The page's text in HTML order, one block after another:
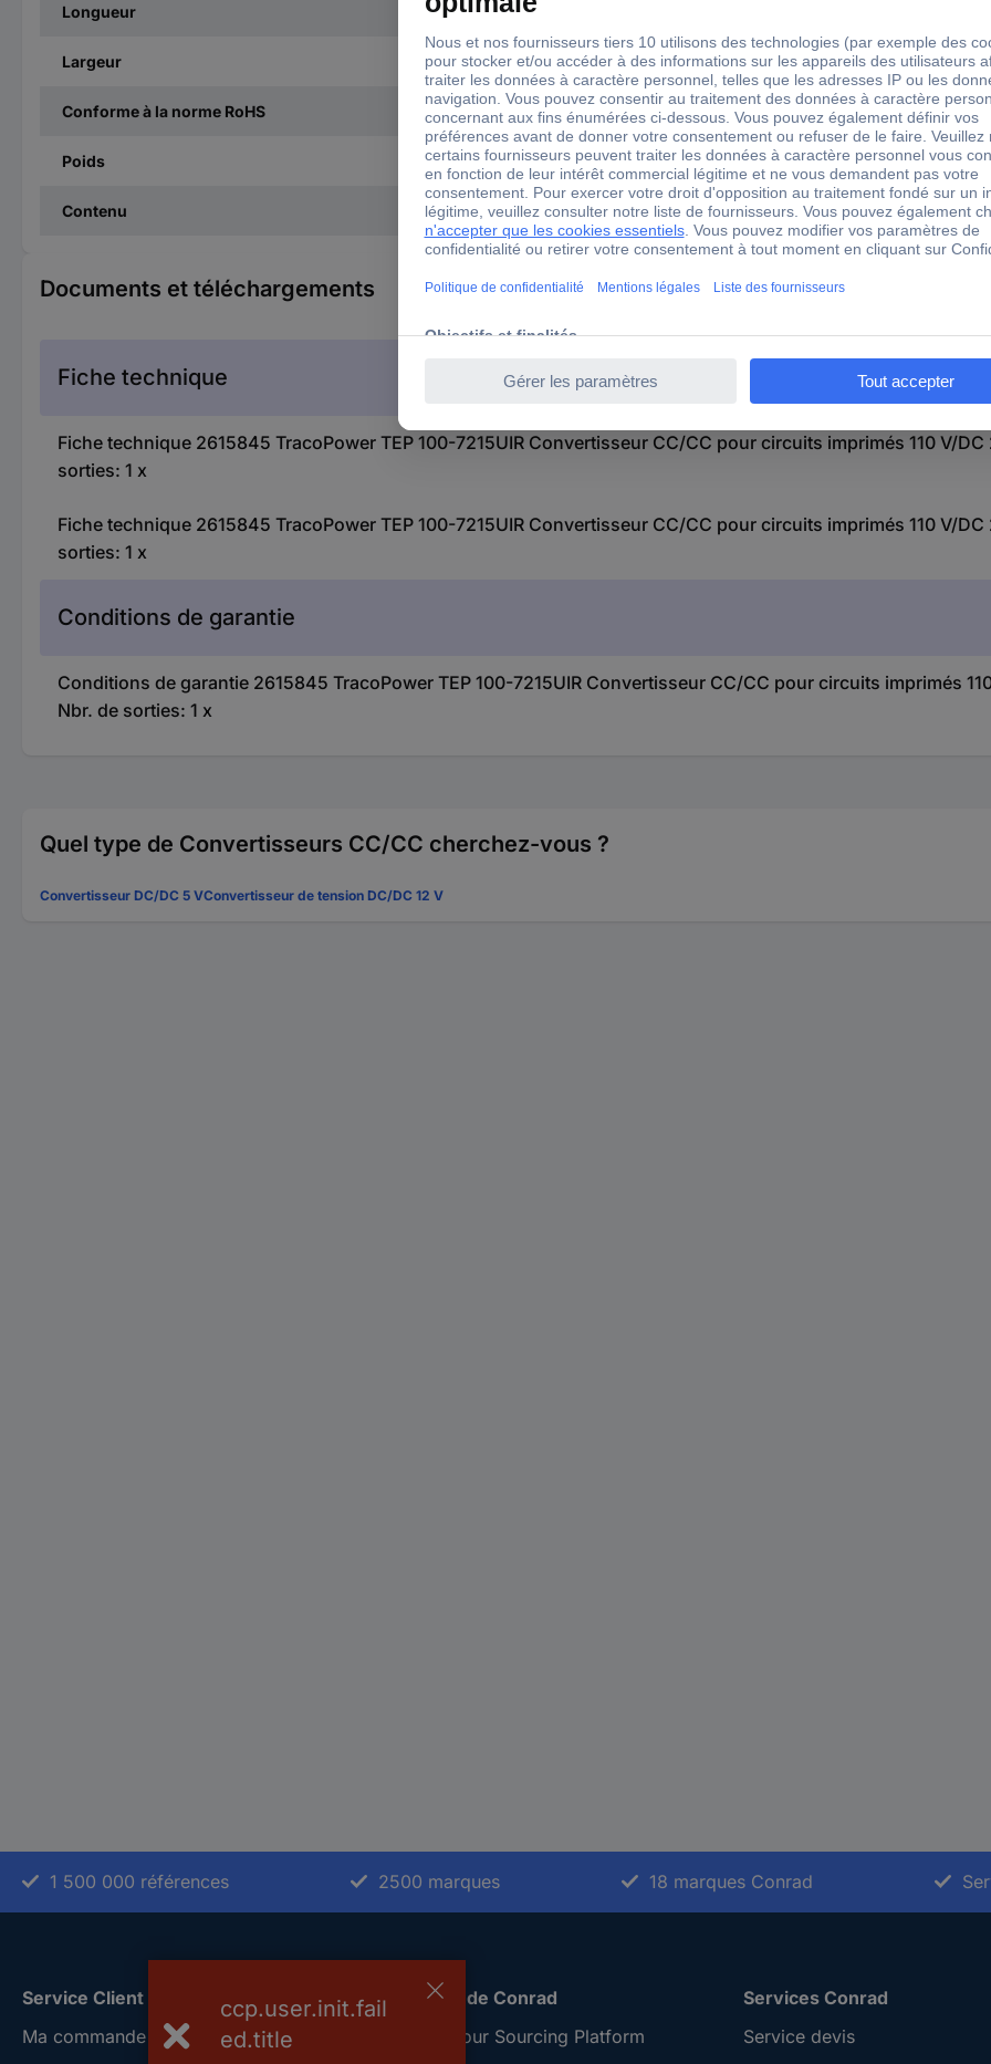
Longueur
Largeur 36.80 mm
Conforme à la norme RoHS oui
Poids 64
Contenu 1 pc(s)
Documents et téléchargements
Fiche technique
Fiche technique 2615845 TracoPower TEP 100-7215UIR Convertisseur CC/CC pour circuits imprimés 110 V/
sorties: 1 x
Fiche technique 2615845 TracoPower TEP 100-7215UIR Convertisseur CC/CC pour circuits imprimés 110 V/
sorties: 1 x
Conditions de garantie
Conditions de garantie 2615845 TracoPower TEP 100-7215UIR Convertisseur CC/CC pour circuits imprimés
Nbr. de sorties: 1 x
Quel type de Convertisseurs CC/CC cherchez-vous ?
Convertisseur DC/DC 5 VConvertisseur de tension DC/DC 12 V
1 500 000 références 2500 marques 18 marques Conrad
Service Client
Ma commande
A propos de Conrad
Conrad Your Sourcing Platform
Services Conrad
Service devis
ccp.user.init.fail
ed.title